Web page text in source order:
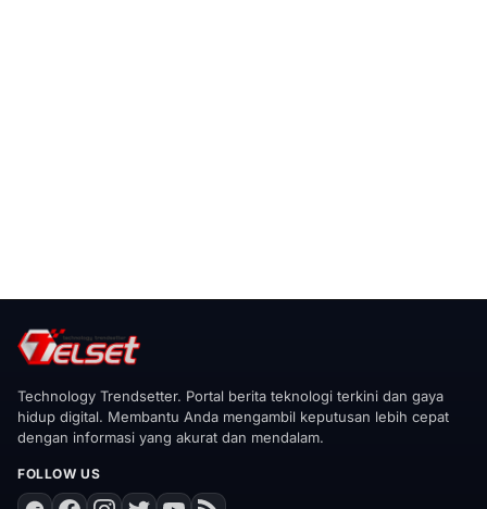
Technology Trendsetter. Portal berita teknologi terkini dan gaya
hidup digital. Membantu Anda mengambil keputusan lebih cepat
dengan informasi yang akurat dan mendalam.
FOLLOW US